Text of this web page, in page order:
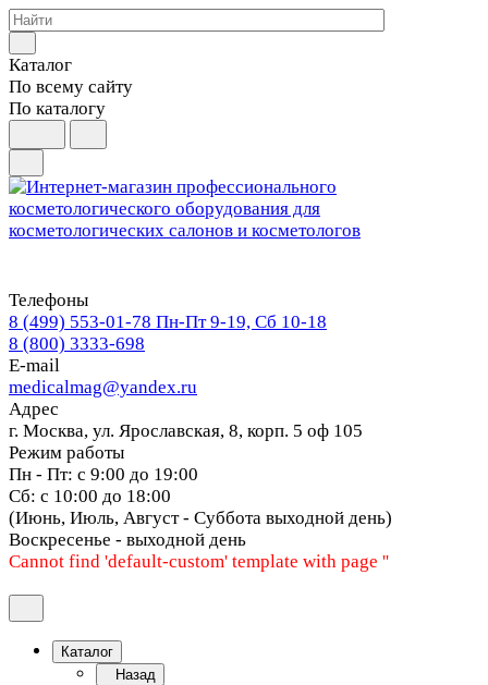
Каталог
По всему сайту
По каталогу
Телефоны
8 (499) 553-01-78 Пн-Пт 9-19, Сб 10-18
8 (800) 3333-698
E-mail
medicalmag@yandex.ru
Адрес
г. Москва, ул. Ярославская, 8, корп. 5 оф 105
Режим работы
Пн - Пт: с 9:00 до 19:00
Сб: с 10:00 до 18:00
(Июнь, Июль, Август - Суббота выходной день)
Воскресенье - выходной день
Cannot find 'default-custom' template with page ''
Каталог
Назад